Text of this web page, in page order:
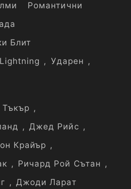
Романтични
Блит
Lightning , Ударен ,
,
, Джед Рийс ,
Крайър ,
, Ричард Рой Сътан ,
, Джоди Ларат